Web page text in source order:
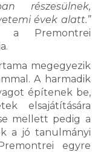
részesülnek,
évek alatt.”
a Premontrei
megegyezik
A harmadik
építenek be,
elsajátítására
mellett pedig a
a jó tanulmányi
egyre